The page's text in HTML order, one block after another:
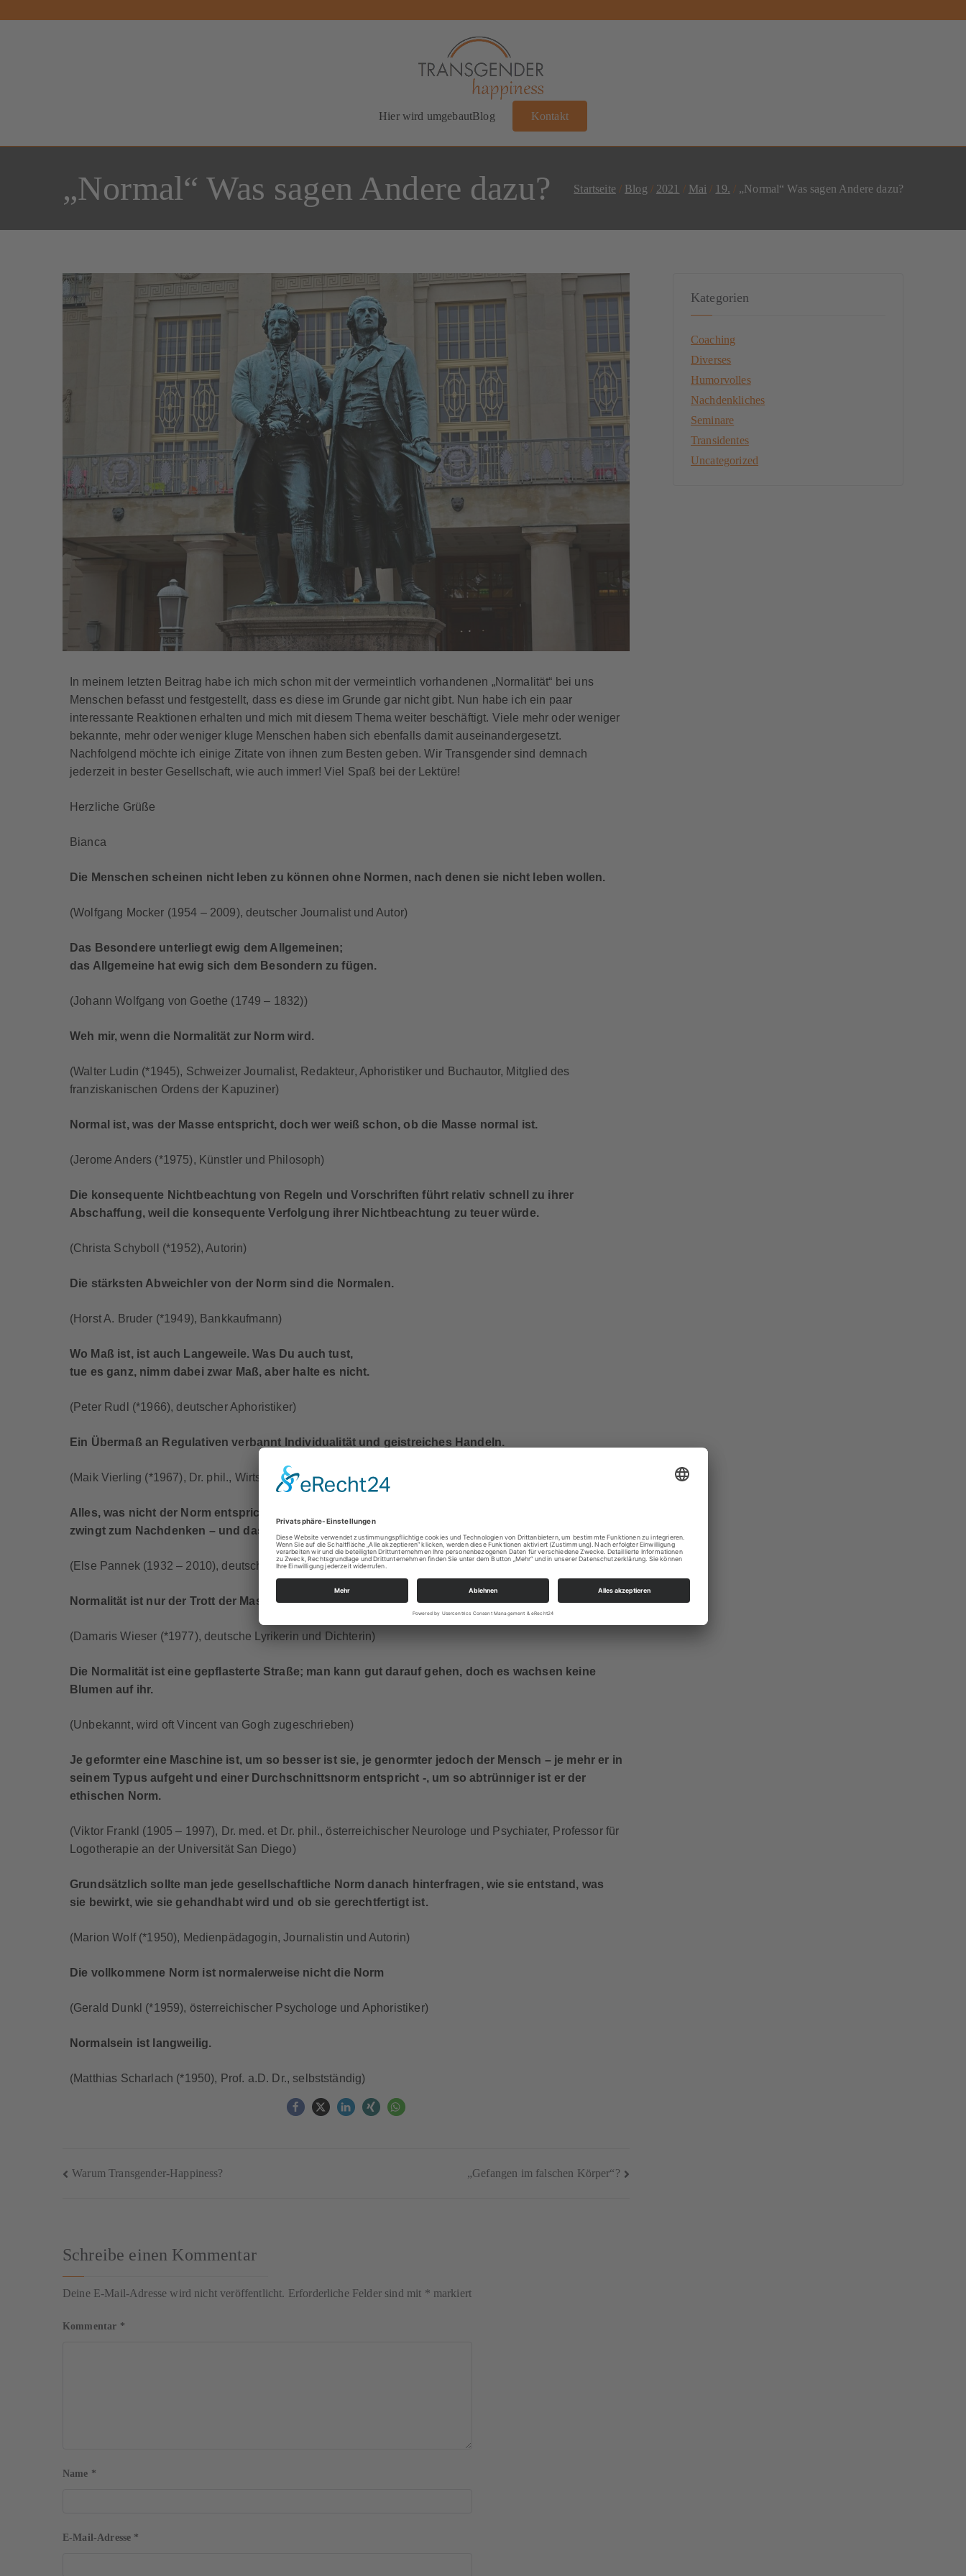
Transgender Happiness
Hier wird umgebautBlog Kontakt
„Normal“ Was sagen Andere dazu? Startseite Blog 2021 Mai 19. „Normal“ Was sagen Andere dazu?
In meinem letzten Beitrag habe ich mich schon mit der vermeintlich vorhandenen „Normalität“ bei uns
Menschen befasst und festgestellt, dass es diese im Grunde gar nicht gibt. Nun habe ich ein paar
interessante Reaktionen erhalten und mich mit diesem Thema weiter beschäftigt. Viele mehr oder weniger
bekannte, mehr oder weniger kluge Menschen haben sich ebenfalls damit auseinandergesetzt.
Nachfolgend möchte ich einige Zitate von ihnen zum Besten geben. Wir Transgender sind demnach
jederzeit in bester Gesellschaft, wie auch immer! Viel Spaß bei der Lektüre!
Herzliche Grüße
Bianca
Die Menschen scheinen nicht leben zu können ohne Normen, nach denen sie nicht leben wollen.
(Wolfgang Mocker (1954 – 2009), deutscher Journalist und Autor)
Das Besondere unterliegt ewig dem Allgemeinen;
das Allgemeine hat ewig sich dem Besondern zu fügen.
(Johann Wolfgang von Goethe (1749 – 1832))
Weh mir, wenn die Normalität zur Norm wird.
(Walter Ludin (*1945), Schweizer Journalist, Redakteur, Aphoristiker und Buchautor, Mitglied des
franziskanischen Ordens der Kapuziner)
Normal ist, was der Masse entspricht, doch wer weiß schon, ob die Masse normal ist.
(Jerome Anders (*1975), Künstler und Philosoph)
Die konsequente Nichtbeachtung von Regeln und Vorschriften führt relativ schnell zu ihrer
Abschaffung, weil die konsequente Verfolgung ihrer Nichtbeachtung zu teuer würde.
(Christa Schyboll (*1952), Autorin)
Die stärksten Abweichler von der Norm sind die Normalen.
(Horst A. Bruder (*1949), Bankkaufmann)
Wo Maß ist, ist auch Langeweile. Was Du auch tust,
tue es ganz, nimm dabei zwar Maß, aber halte es nicht.
(Peter Rudl (*1966), deutscher Aphoristiker)
Ein Übermaß an Regulativen verbannt Individualität und geistreiches Handeln.
(Maik Vierling (*1967), Dr. phil., Wirtschaftswissenschaftler und Buchautor)
Alles, was nicht der Norm entspricht,
zwingt zum Nachdenken – und das stört.
(Else Pannek (1932 – 2010), deutsche Lyrikerin)
Normalität ist nur der Trott der Masse als Maßstab für alles.
(Damaris Wieser (*1977), deutsche Lyrikerin und Dichterin)
Die Normalität ist eine gepflasterte Straße; man kann gut darauf gehen, doch es wachsen keine
Blumen auf ihr.
(Unbekannt, wird oft Vincent van Gogh zugeschrieben)
Je geformter eine Maschine ist, um so besser ist sie, je genormter jedoch der Mensch – je mehr er in
seinem Typus aufgeht und einer Durchschnittsnorm entspricht -, um so abtrünniger ist er der
ethischen Norm.
(Viktor Frankl (1905 – 1997), Dr. med. et Dr. phil., österreichischer Neurologe und Psychiater, Professor für
Logotherapie an der Universität San Diego)
Grundsätzlich sollte man jede gesellschaftliche Norm danach hinterfragen, wie sie entstand, was
sie bewirkt, wie sie gehandhabt wird und ob sie gerechtfertigt ist.
(Marion Wolf (*1950), Medienpädagogin, Journalistin und Autorin)
Die vollkommene Norm ist normalerweise nicht die Norm
(Gerald Dunkl (*1959), österreichischer Psychologe und Aphoristiker)
Normalsein ist langweilig.
(Matthias Scharlach (*1950), Prof. a.D. Dr., selbstständig)
Warum Transgender-Happiness? „Gefangen im falschen Körper“?
Schreibe einen Kommentar
Deine E-Mail-Adresse wird nicht veröffentlicht. Erforderliche Felder sind mit * markiert
Kommentar *
Name *
E-Mail-Adresse *
Kategorien
Coaching
Diverses
Humorvolles
Nachdenkliches
Seminare
Transidentes
Uncategorized